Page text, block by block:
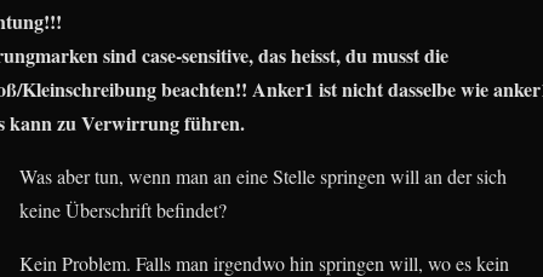
sind case-sensitive, das heisst, du musst die
Kleinschreibung beachten!! Anker1 ist nicht dasselbe wie
kann zu Verwirrung führen.
Was aber tun, wenn man an eine Stelle springen will an der sich
keine Überschrift befindet?
Kein Problem. Falls man irgendwo hin springen will, wo es kein